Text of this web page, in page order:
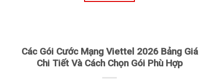
Các Gói Cước Mạng Viettel 2026 Bảng Giá
Chi Tiết Và Cách Chọn Gói Phù Hợp